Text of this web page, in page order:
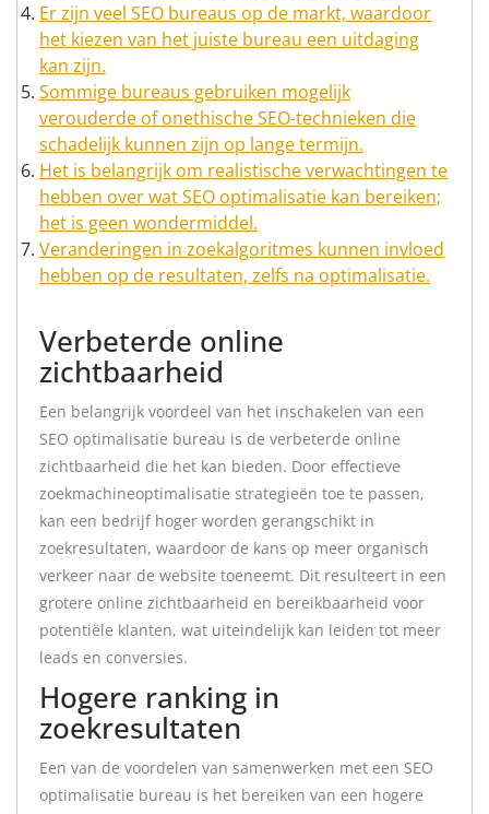
Er zijn veel SEO bureaus op de markt, waardoor
het kiezen van het juiste bureau een uitdaging
kan zijn.
Sommige bureaus gebruiken mogelijk
verouderde of onethische SEO-technieken die
schadelijk kunnen zijn op lange termijn.
Het is belangrijk om realistische verwachtingen te
hebben over wat SEO optimalisatie kan bereiken;
het is geen wondermiddel.
Veranderingen in zoekalgoritmes kunnen invloed
hebben op de resultaten, zelfs na optimalisatie.
Verbeterde online
zichtbaarheid
Een belangrijk voordeel van het inschakelen van een
SEO optimalisatie bureau is de verbeterde online
zichtbaarheid die het kan bieden. Door effectieve
zoekmachineoptimalisatie strategieën toe te passen,
kan een bedrijf hoger worden gerangschikt in
zoekresultaten, waardoor de kans op meer organisch
verkeer naar de website toeneemt. Dit resulteert in een
grotere online zichtbaarheid en bereikbaarheid voor
potentiële klanten, wat uiteindelijk kan leiden tot meer
leads en conversies.
Hogere ranking in
zoekresultaten
Een van de voordelen van samenwerken met een SEO
optimalisatie bureau is het bereiken van een hogere